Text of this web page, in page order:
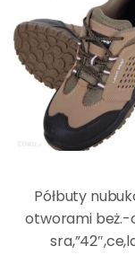
Półbuty
otworami beż.-